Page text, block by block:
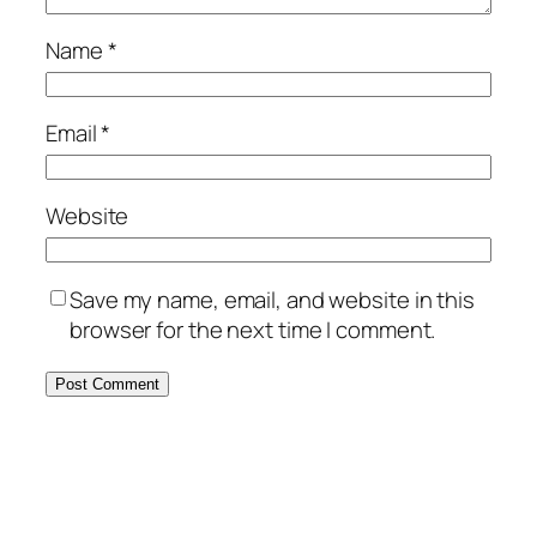
Name*
Email*
Website
Save my name, email, and website in this
browser for the next time I comment.